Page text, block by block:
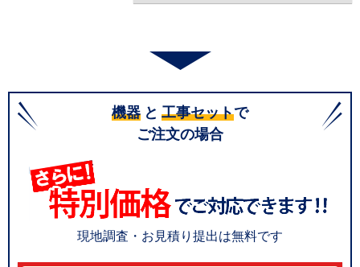
機器 と 工事セットで
ご注文の場合
現地調査・お見積り提出は無料です